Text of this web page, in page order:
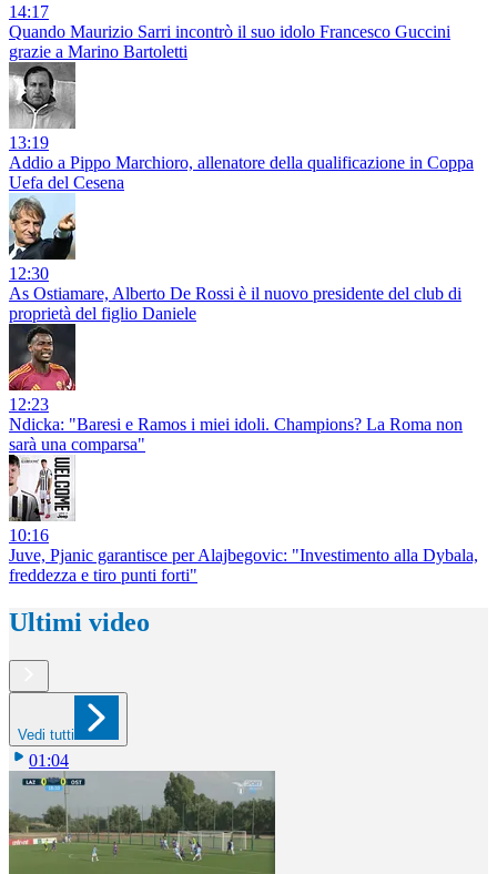
14:17
Quando Maurizio Sarri incontrò il suo idolo Francesco Guccini
grazie a Marino Bartoletti
13:19
Addio a Pippo Marchioro, allenatore della qualificazione in Coppa
Uefa del Cesena
12:30
As Ostiamare, Alberto De Rossi è il nuovo presidente del club di
proprietà del figlio Daniele
12:23
Ndicka: "Baresi e Ramos i miei idoli. Champions? La Roma non
sarà una comparsa"
10:16
Juve, Pjanic garantisce per Alajbegovic: "Investimento alla Dybala,
freddezza e tiro punti forti"
Ultimi video
Vedi tutti
01:04